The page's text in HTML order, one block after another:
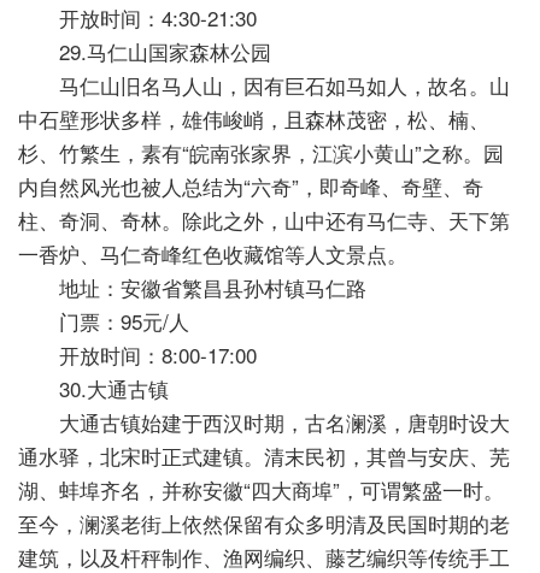
开放时间：4:30-21:30
29.马仁山国家森林公园
马仁山旧名马人山，因有巨石如马如人，故名。山
中石壁形状多样，雄伟峻峭，且森林茂密，松、楠、
杉、竹繁生，素有“皖南张家界，江滨小黄山”之称。园
内自然风光也被人总结为“六奇”，即奇峰、奇壁、奇
柱、奇洞、奇林。除此之外，山中还有马仁寺、天下第
一香炉、马仁奇峰红色收藏馆等人文景点。
地址：安徽省繁昌县孙村镇马仁路
门票：95元/人
开放时间：8:00-17:00
30.大通古镇
大通古镇始建于西汉时期，古名澜溪，唐朝时设大
通水驿，北宋时正式建镇。清末民初，其曾与安庆、芜
湖、蚌埠齐名，并称安徽“四大商埠”，可谓繁盛一时。
至今，澜溪老街上依然保留有众多明清及民国时期的老
建筑，以及杆秤制作、渔网编织、藤艺编织等传统手工